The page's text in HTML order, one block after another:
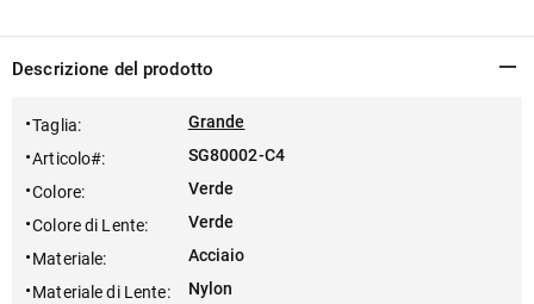
Descrizione del prodotto
Taglia:
Grande
Articolo#:
SG80002-C4
Colore:
Verde
Colore di Lente:
Verde
Materiale:
Acciaio
Materiale di Lente:
Nylon